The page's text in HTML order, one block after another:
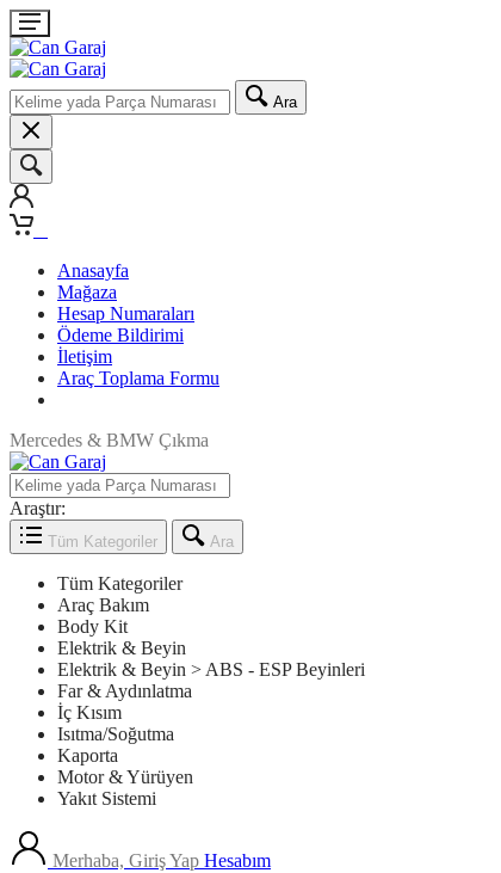
Ara
Anasayfa
Mağaza
Hesap Numaraları
Ödeme Bildirimi
İletişim
Araç Toplama Formu
Mercedes & BMW Çıkma
Araştır:
Tüm Kategoriler Ara
Tüm Kategoriler
Araç Bakım
Body Kit
Elektrik & Beyin
Elektrik & Beyin > ABS - ESP Beyinleri
Far & Aydınlatma
İç Kısım
Isıtma/Soğutma
Kaporta
Motor & Yürüyen
Yakıt Sistemi
Merhaba, Giriş Yap Hesabım